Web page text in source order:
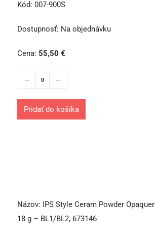
Kód: 007-900S
Dostupnosť: Na objednávku
Cena: 55,50 €
Pridať do košíka
Názov: IPS Style Ceram Powder Opaquer
18 g – BL1/BL2, 673146